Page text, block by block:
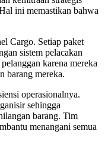
ini memastikan bahwa
Cargo. Setiap paket
sistem pelacakan
karena mereka
barang mereka.
operasionalnya.
sehingga
barang. Tim
menangani semua